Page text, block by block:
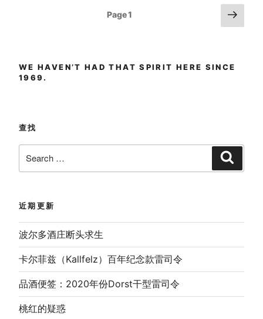
Page1
Next
page
WE HAVEN’T HAD THAT SPIRIT HERE SINCE
1969.
查找
for:
近期更新
波尔多酒庄断头求生
卡尔菲兹（Kallfelz）百年纪念款雷司令
品酒便签：2020年份Dorst干型雷司令
桃红的疑惑